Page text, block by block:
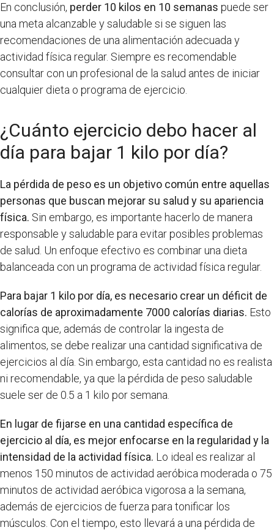
En conclusión, perder 10 kilos en 10 semanas puede ser
una meta alcanzable y saludable si se siguen las
recomendaciones de una alimentación adecuada y
actividad física regular. Siempre es recomendable
consultar con un profesional de la salud antes de iniciar
cualquier dieta o programa de ejercicio.
¿Cuánto ejercicio debo hacer al
día para bajar 1 kilo por día?
La pérdida de peso es un objetivo común entre aquellas
personas que buscan mejorar su salud y su apariencia
física. Sin embargo, es importante hacerlo de manera
responsable y saludable para evitar posibles problemas
de salud. Un enfoque efectivo es combinar una dieta
balanceada con un programa de actividad física regular.
Para bajar 1 kilo por día, es necesario crear un déficit de
calorías de aproximadamente 7000 calorías diarias. Esto
significa que, además de controlar la ingesta de
alimentos, se debe realizar una cantidad significativa de
ejercicios al día. Sin embargo, esta cantidad no es realista
ni recomendable, ya que la pérdida de peso saludable
suele ser de 0.5 a 1 kilo por semana.
En lugar de fijarse en una cantidad específica de
ejercicio al día, es mejor enfocarse en la regularidad y la
intensidad de la actividad física. Lo ideal es realizar al
menos 150 minutos de actividad aeróbica moderada o 75
minutos de actividad aeróbica vigorosa a la semana,
además de ejercicios de fuerza para tonificar los
músculos. Con el tiempo, esto llevará a una pérdida de